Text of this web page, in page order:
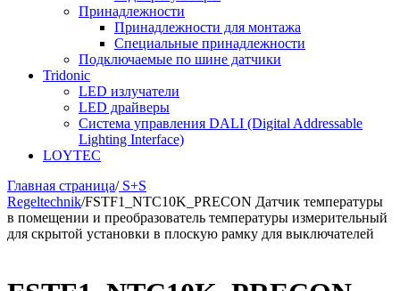
Принадлежности
Принадлежности для монтажа
Специальные принадлежности
Подключаемые по шине датчики
Tridonic
LED излучатели
LED драйверы
Система управления DALI (Digital Addressable
Lighting Interface)
LOYTEC
Главная страница/S+S
Regeltechnik/FSTF1_NTC10K_PRECON Датчик температуры
в помещении и преобразователь температуры измерительный
для скрытой установки в плоскую рамку для выключателей